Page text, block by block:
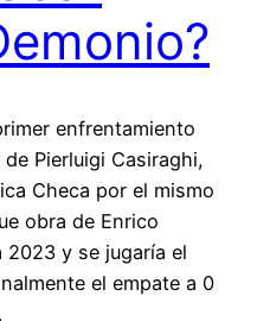
enfrentamiento
Pierluigi Casiraghi,
Checa por el mismo
obra de Enrico
2023 y se jugaría el
el empate a 0